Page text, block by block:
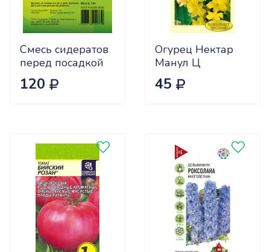
Смесь сидератов
перед посадкой
чеснока 0,5кг
САДОВИТА
120
Огурец Нектар
Манул Ц
45